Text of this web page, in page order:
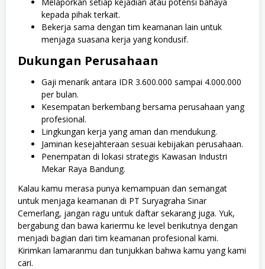
kepada pihak terkait.
Bekerja sama dengan tim keamanan lain untuk
menjaga suasana kerja yang kondusif.
Dukungan Perusahaan
Gaji menarik antara IDR 3.600.000 sampai 4.000.000
per bulan.
Kesempatan berkembang bersama perusahaan yang
profesional.
Lingkungan kerja yang aman dan mendukung.
Jaminan kesejahteraan sesuai kebijakan perusahaan.
Penempatan di lokasi strategis Kawasan Industri
Mekar Raya Bandung.
Kalau kamu merasa punya kemampuan dan semangat
untuk menjaga keamanan di PT Suryagraha Sinar
Cemerlang, jangan ragu untuk daftar sekarang juga. Yuk,
bergabung dan bawa kariermu ke level berikutnya dengan
menjadi bagian dari tim keamanan profesional kami.
Kirimkan lamaranmu dan tunjukkan bahwa kamu yang kami
cari.